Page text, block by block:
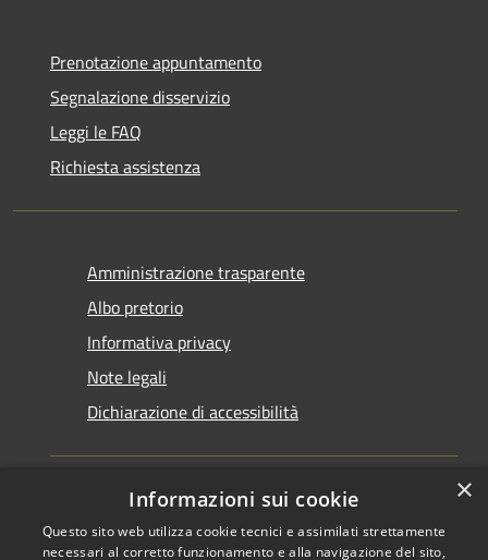
Prenotazione appuntamento
Segnalazione disservizio
Leggi le FAQ
Richiesta assistenza
Amministrazione trasparente
Albo pretorio
Informativa privacy
Note legali
Dichiarazione di accessibilità
RSS Copyright © 2026 • Comune di
×
Informazioni sui cookie
Questo sito web utilizza cookie tecnici e assimilati strettamente
necessari al corretto funzionamento e alla navigazione del sito,